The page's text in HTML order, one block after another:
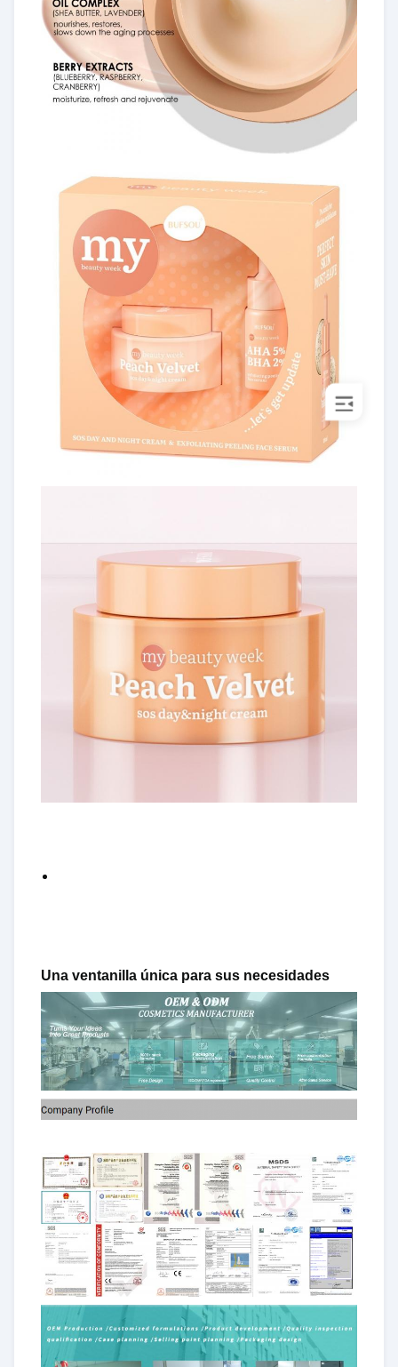
Una ventanilla única para sus necesidades